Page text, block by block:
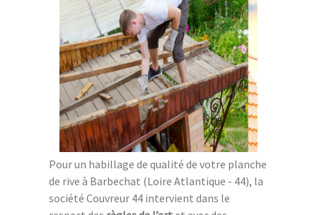
Pour un habillage de qualité de votre planche
de rive à Barbechat (Loire Atlantique - 44), la
société Couvreur 44 intervient dans le